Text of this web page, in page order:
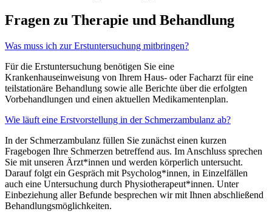
Fragen zu Therapie und Behandlung
Was muss ich zur Erstuntersuchung mitbringen?
Für die Erstuntersuchung benötigen Sie eine
Krankenhauseinweisung von Ihrem Haus- oder Facharzt für eine
teilstationäre Behandlung sowie alle Berichte über die erfolgten
Vorbehandlungen und einen aktuellen Medikamentenplan.
Wie läuft eine Erstvorstellung in der Schmerzambulanz ab?
In der Schmerzambulanz füllen Sie zunächst einen kurzen
Fragebogen Ihre Schmerzen betreffend aus. Im Anschluss sprechen
Sie mit unseren Ärzt*innen und werden körperlich untersucht.
Darauf folgt ein Gespräch mit Psycholog*innen, in Einzelfällen
auch eine Untersuchung durch Physiotherapeut*innen. Unter
Einbeziehung aller Befunde besprechen wir mit Ihnen abschließend
Behandlungsmöglichkeiten.